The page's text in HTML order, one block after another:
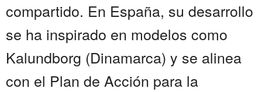
compartido. En España, su desarrollo
se ha inspirado en modelos como
Kalundborg (Dinamarca) y se alinea
con el Plan de Acción para la